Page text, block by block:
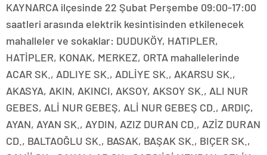
KAYNARCA ilçesinde 22 Şubat Perşembe 09:00-17:00
saatleri arasında elektrik kesintisinden etkilenecek
mahalleler ve sokaklar: DUDUKÖY, HATIPLER,
HATİPLER, KONAK, MERKEZ, ORTA mahallelerinde
ACAR SK., ADLIYE SK., ADLİYE SK., AKARSU SK.,
AKASYA, AKIN, AKINCI, AKSOY, AKSOY SK., ALI NUR
GEBES, ALİ NUR GEBEŞ, ALİ NUR GEBEŞ CD., ARDIÇ,
AYAN, AYAN SK., AYDIN, AZIZ DURAN CD., AZİZ DURAN
CD., BALTAOĞLU SK., BASAK, BAŞAK SK., BIÇER SK.,